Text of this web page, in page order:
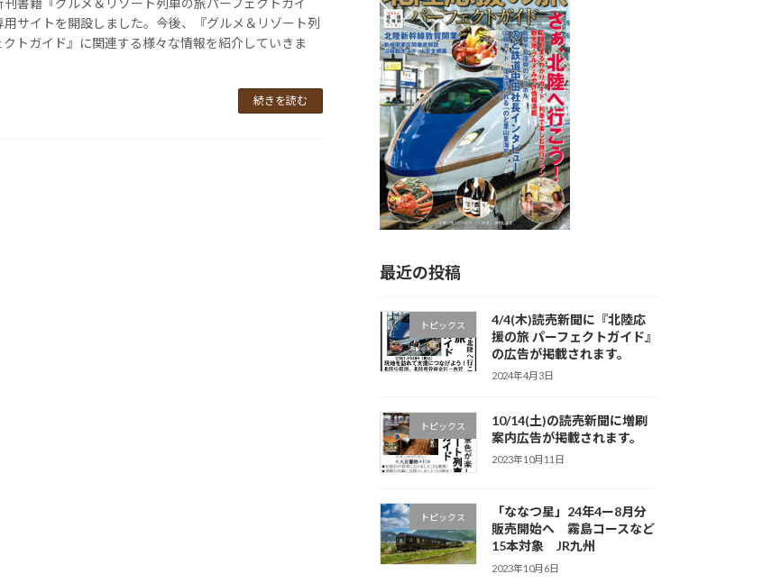
用サイトを開設しました。今後、『グルメ＆リゾート列
トガイド』に関連する様々な情報を紹介していきま
続きを読む
最近の投稿
トピックス
4/4(木)読売新聞に『北陸応
援の旅 パーフェクトガイド』
の広告が掲載されます。
2024年4月3日
トピックス
10/14(土)の読売新聞に増刷
案内広告が掲載されます。
2023年10月11日
トピックス
「ななつ星」24年4ー8月分
販売開始へ 霧島コースなど
15本対象 JR九州
2023年10月6日